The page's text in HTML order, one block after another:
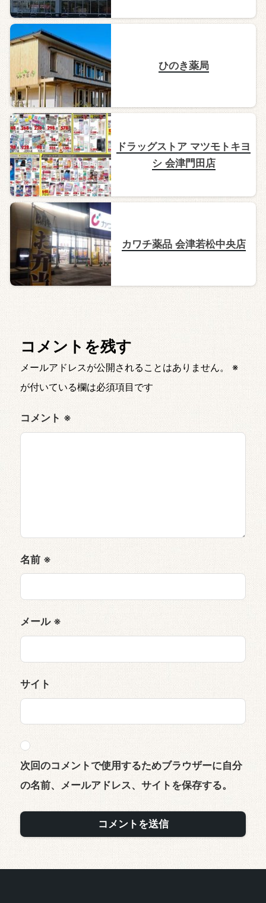
ひのき薬局
ドラッグストア マツモトキヨ
シ 会津門田店
カワチ薬品 会津若松中央店
コメントを残す
メールアドレスが公開されることはありません。
※
が付いている欄は必須項目です
コメント ※
名前 ※
メール ※
サイト
次回のコメントで使用するためブラウザーに自分
の名前、メールアドレス、サイトを保存する。